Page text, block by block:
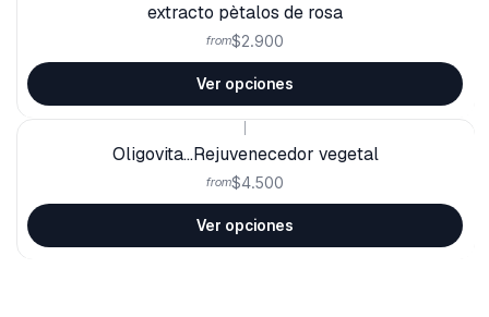
extracto pètalos de rosa
from$2.900
Ver opciones
Oligovita...Rejuvenecedor vegetal
from$4.500
Ver opciones